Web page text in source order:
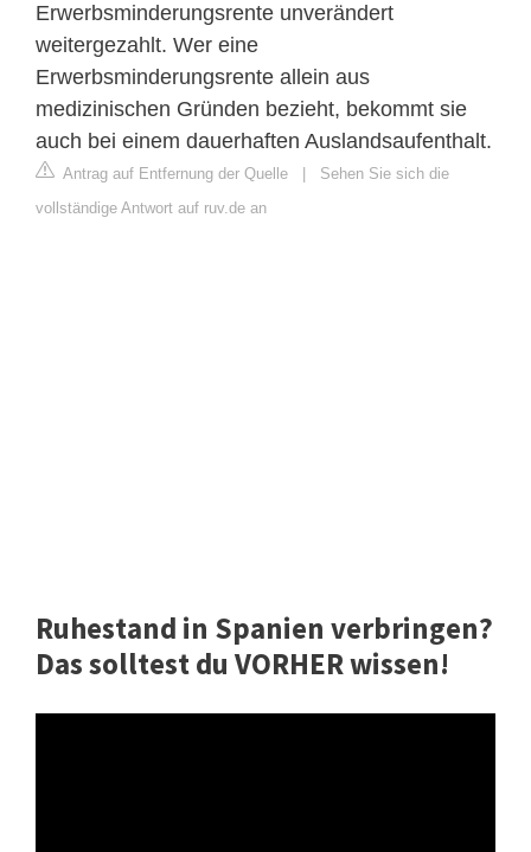
Erwerbsminderungsrente unverändert
weitergezahlt. Wer eine
Erwerbsminderungsrente allein aus
medizinischen Gründen bezieht, bekommt sie
auch bei einem dauerhaften Auslandsaufenthalt.
Antrag auf Entfernung der Quelle
Sehen Sie sich die
vollständige Antwort auf ruv.de an
Ruhestand in Spanien verbringen?
Das solltest du VORHER wissen!